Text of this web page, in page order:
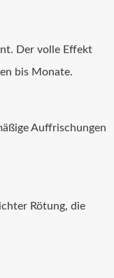
Der volle Effekt
bis Monate.
Auffrischungen
Rötung, die